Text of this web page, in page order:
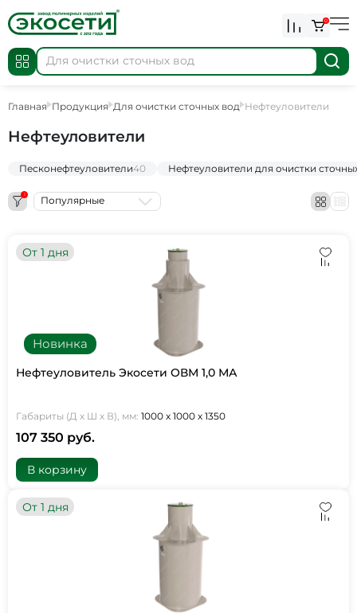
0
Главная Продукция Для очистки сточных вод Нефтеуловители
Нефтеуловители
Песконефтеуловители40 Нефтеуловители для очистки
1 Популярные
Новинка
От 1 дня
Нефтеуловитель Экосети ОВМ 1,0 МА
Габариты (Д х Ш х В), мм: 1000 х 1000 х 1350
107 350 руб.
В корзину
От 1 дня